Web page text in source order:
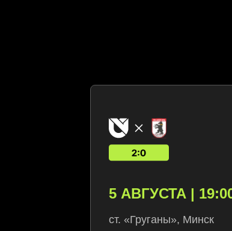
5 АВГУСТА |
ст. «Груганы», Минск